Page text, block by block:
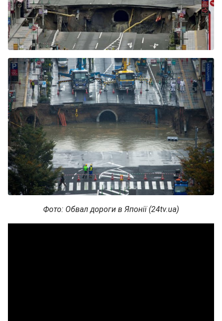
Фото: Обвал дороги в Японії (24tv.ua)